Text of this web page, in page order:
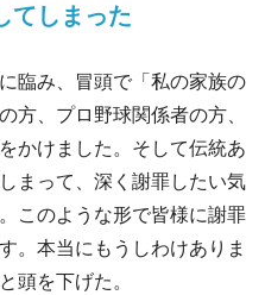
てしまった
臨み、冒頭で「私の家族の
方、プロ野球関係者の方、
かけました。そして伝統あ
まって、深く謝罪したい気
このような形で皆様に謝罪
。本当にもうしわけありま
頭を下げた。